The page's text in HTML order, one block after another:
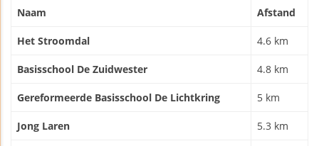
Naam Afstand
Het Stroomdal 4.6 km
Basisschool De Zuidwester 4.8 km
Gereformeerde Basisschool De Lichtkring 5 km
Jong Laren 5.3 km